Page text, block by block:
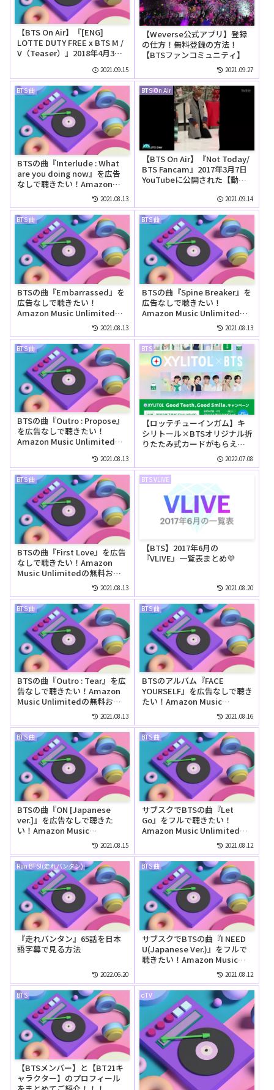
【BTS On Air】『[ENG]
LOTTE DUTY FREE x BTS M /
V（Teaser）』2018年4月3日
2021.09.15
【Weverse公式アプリ】登録
の仕方！無料登録の方法！
【BTSファンコミュニティ】
2021.09.27
BTS 曲
BTSの曲『Interlude : What
are you doing now』を広告
なしで聴きたい！Amazon
Music Unlimitedの無料お試
しでリピートして聴ける？2021.08.13
BTS On Air
【BTS On Air】『Not Today/
BTS Fancam』2017年3月7日
YouTubeに公開された【動
2021.09.14
BTS 曲
BTSの曲『Embarrassed』を
広告なしで聴きたい！
Amazon Music Unlimitedの
無料お試しでリピートして聴
2021.08.13
BTS 曲
BTSの曲『Spine Breaker』を
広告なしで聴きたい！
Amazon Music Unlimitedの
無料お試しでリピートして聴
2021.08.13
BTS 曲
BTSの曲『Outro : Propose』
を広告なしで聴きたい！
Amazon Music Unlimitedの
2021.08.13
BTS
【ロッテチューインガム】キ
シリトール×BTSオリジナル折
りたたみ式カードがもらえる
キャンペーン！応募方法は？
2022.07.08
BTS 曲
BTSの曲『First Love』を広告
なしで聴きたい！Amazon
Music Unlimitedの無料お試
しでリピートして聴ける？2021.08.13
BTS VLIVE
【BTS】2017年6月の
『VLIVE』一覧表まとめ💜
2021.08.20
BTS 曲
BTSの曲『Outro : Tear』を広
告なしで聴きたい！Amazon
Music Unlimitedの無料お試
しでリピートして聴ける？2021.08.13
BTS 曲
BTSのアルバム『FACE
YOURSELF』を広告なしで聴き
たい！Amazon Music
Unlimitedの無料お試しでリ
ピートして聴ける？
2021.08.16
BTS 曲
BTSの曲『ON [Japanese
ver.]』を広告なしで聴きた
い！Amazon Music
Unlimitedの無料お試しでリ
ピートして聴ける？
2021.08.15
BTS 曲
サブスクでBTSの曲『Let
Go』をフルで聴きたい！
Amazon Music Unlimitedで
2021.08.12
Run BTS!(走れバンタン)
『走れバンタン』65話を日本
語字幕で見る方法
2022.06.20
BTS 曲
サブスクでBTSの曲『I NEED
U(Japanese Ver.)』をフルで
聴きたい！Amazon Music
Unlimitedでは無料で聴け
る？
2021.08.12
BTS
【BTSメンバー】と【BT21キ
ャラクター】のプロフィール
dTV